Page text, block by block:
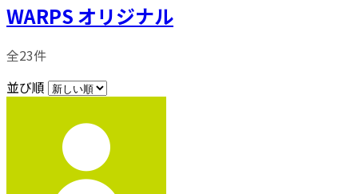
WARPS オリジナル
全23件
並び順